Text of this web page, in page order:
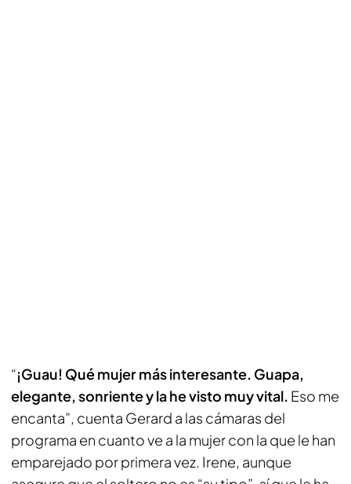
“¡Guau! Qué mujer más interesante. Guapa,
elegante, sonriente y la he visto muy vital. Eso me
encanta”, cuenta Gerard a las cámaras del
programa en cuanto ve a la mujer con la que le han
emparejado por primera vez. Irene, aunque